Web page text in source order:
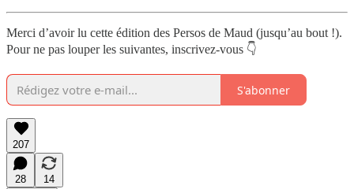
Merci d’avoir lu cette édition des Persos de Maud (jusqu’au bout !).
Pour ne pas louper les suivantes, inscrivez-vous 👇
S'abonner
207
28
14